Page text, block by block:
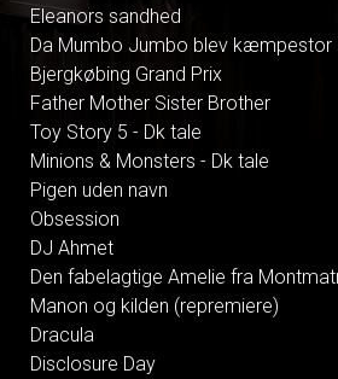
Eleanors sandhed
Da Mumbo Jumbo blev kæmpestor
Bjergkøbing Grand Prix
Father Mother Sister Brother
Toy Story 5 - Dk tale
Minions & Monsters - Dk tale
Pigen uden navn
Obsession
DJ Ahmet
Den fabelagtige Amelie fra
Manon og kilden (repremiere)
Dracula
Disclosure Day